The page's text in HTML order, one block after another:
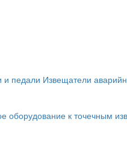
и педали Извещатели
оборудование к точечным